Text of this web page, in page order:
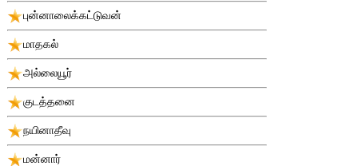
புன்னாலைக்கட்டுவன்
மாதகல்
அல்லையூர்
குடத்தனை
நயினாதீவு
மன்னார்